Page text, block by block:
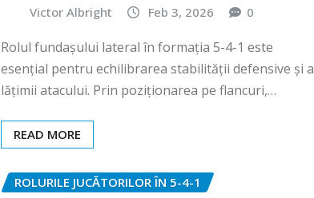
Victor Albright Feb 3, 2026 0
Rolul fundașului lateral în formația 5-4-1 este
esențial pentru echilibrarea stabilității defensive și a
lățimii atacului. Prin poziționarea pe flancuri,…
READ MORE
ROLURILE JUCĂTORILOR ÎN 5-4-1